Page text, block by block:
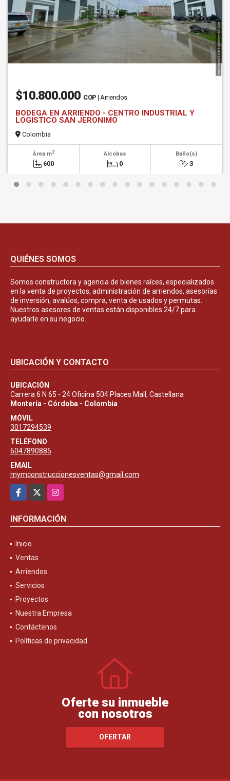
$10.800.000 COP | Arriendos
BODEGA EN ARRIENDO - CENTRO INDUSTRIAL Y
LOGISTICO SAN JERONIMO
Colombia
Área m2
600
Alcobas
0
Baño(s)
3
QUIÉNES SOMOS
Somos constructora y agencia de bienes raíces, especializados
en la venta de proyectos, administración de arriendos, asesorías
de inversión, avalúos, compra, venta de usados y permutas.
Nuestros asesores de ventas están disponibles 24/7 para
ayudarle en su negocio.
UBICACIÓN Y CONTACTO
UBICACIÓN
Carrera 6 N 65 - 24 Oficina 504 Places Mall, Castellana
Montería - Córdoba - Colombia
MÓVIL
3017294539
TELÉFONO
6047890885
EMAIL
mymconstruccionesventas@gmail.com
Facebook
Instagram
INFORMACIÓN
Inicio
Ventas
Arriendos
Servicios
Proyectos
Nuestra Empresa
Contáctenos
Políticas de privacidad
Oferte su inmueble
con nosotros
OFERTAR